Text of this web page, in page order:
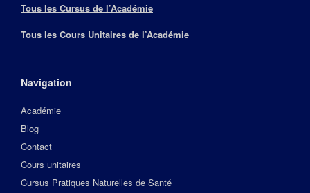
Tous les Cursus de l’Académie
Tous les Cours Unitaires de l’Académie
Navigation
Académie
Blog
Contact
Cours unitaires
Cursus Pratiques Naturelles de Santé